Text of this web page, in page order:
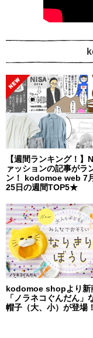
【週間ランキング！】
ァッションの記事がラ
ン！ kodomoe web 7
25日の週間TOP5★
kodomoe shopより新
「ノラネコぐんだん」
帽子（大、小）が登場！